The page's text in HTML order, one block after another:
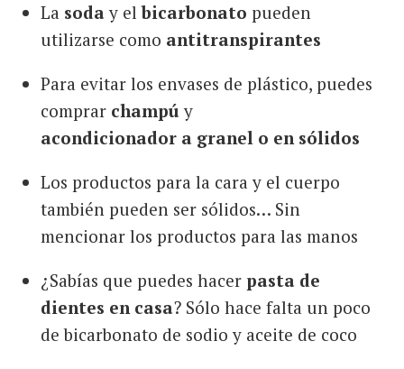
La soda y elbicarbonato pueden
utilizarse como antitranspirantes
Para evitar los envases de plástico, puedes
comprar champú y
acondicionador a granel o en sólidos
Los productos para la cara y el cuerpo
también pueden ser sólidos… Sin
mencionar los productos para las manos
¿Sabías que puedes hacer pasta de
dientes en casa? Sólo hace falta un poco
de bicarbonato de sodio y aceite de coco